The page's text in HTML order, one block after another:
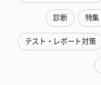
診断 特集
テスト・レポート対策